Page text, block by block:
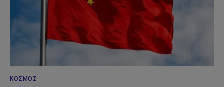
ΚΌΣΜΟΣ